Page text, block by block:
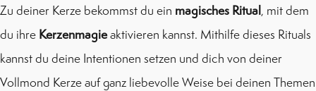
Zu deiner Kerze bekommst du ein magisches Ritual, mit dem
du ihre Kerzenmagieaktivieren kannst. Mithilfe dieses Rituals
kannst du deine Intentionen setzen und dich von deiner
Vollmond Kerze auf ganz liebevolle Weise bei deinen Themen